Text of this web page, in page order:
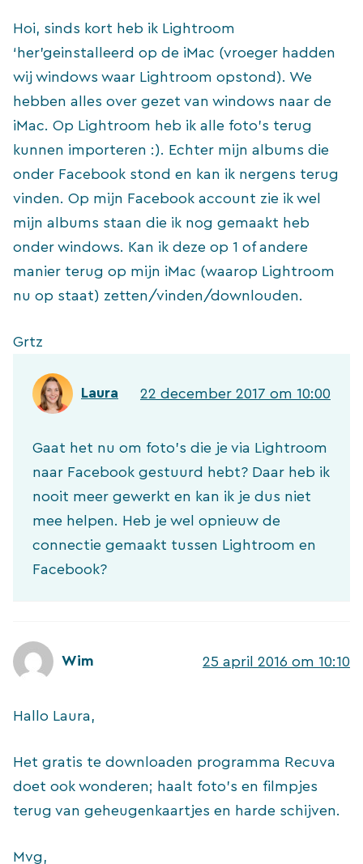
Hoi, sinds kort heb ik Lightroom
‘her’geinstalleerd op de iMac (vroeger hadden
wij windows waar Lightroom opstond). We
hebben alles over gezet van windows naar de
iMac. Op Lightroom heb ik alle foto’s terug
kunnen importeren :). Echter mijn albums die
onder Facebook stond en kan ik nergens terug
vinden. Op mijn Facebook account zie ik wel
mijn albums staan die ik nog gemaakt heb
onder windows. Kan ik deze op 1 of andere
manier terug op mijn iMac (waarop Lightroom
nu op staat) zetten/vinden/downlouden.
Grtz
Laura 22 december 2017 om 10:00
Gaat het nu om foto’s die je via Lightroom
naar Facebook gestuurd hebt? Daar heb ik
nooit meer gewerkt en kan ik je dus niet
mee helpen. Heb je wel opnieuw de
connectie gemaakt tussen Lightroom en
Facebook?
Wim 25 april 2016 om 10:10
Hallo Laura,
Het gratis te downloaden programma Recuva
doet ook wonderen; haalt foto’s en filmpjes
terug van geheugenkaartjes en harde schijven.
Mvg,